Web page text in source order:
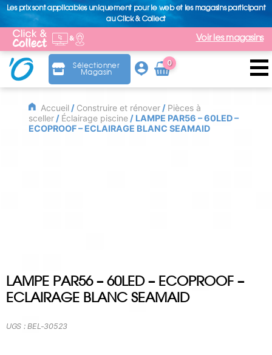
Les prix sont applicables uniquement pour le web et les magasins participant
au Click & Collect
Voir les magasins
Sélectionner
Magasin
0
Arti
cle
Accueil/ Construire et rénover/ Pièces à
sceller/ Éclairage piscine/ LAMPE PAR56 – 60LED –
ECOPROOF – ECLAIRAGE BLANC SEAMAID
LAMPE PAR56 – 60LED – ECOPROOF –
ECLAIRAGE BLANC SEAMAID
UGS :BEL-30523